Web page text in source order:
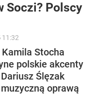
Soczi? Polscy
11:32
Stocha
polskie akcenty
Ślęzak
oprawą